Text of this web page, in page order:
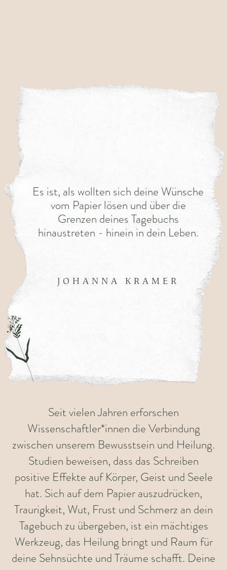
Es ist, als wollten sich deine Wünsche
vom Papier lösen und über die
Grenzen deines Tagebuchs
hinaustreten - hinein in dein Leben.
JOHANNA KRAMER
Seit vielen Jahren erforschen
Wissenschaftler*innen die Verbindung
zwischen unserem Bewusstsein und Heilung.
Studien beweisen, dass das Schreiben
positive Effekte auf Körper, Geist und Seele
hat. Sich auf dem Papier auszudrücken,
Traurigkeit, Wut, Frust und Schmerz an dein
Tagebuch zu übergeben, ist ein mächtiges
Werkzeug, das Heilung bringt und Raum für
deine Sehnsüchte und Träume schafft. Deine